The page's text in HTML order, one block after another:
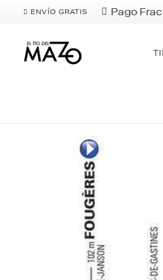
ENVÍO GRATIS Pago